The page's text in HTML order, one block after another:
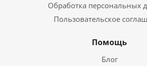
Обработка персональных
Пользовательское
Помощь
Блог